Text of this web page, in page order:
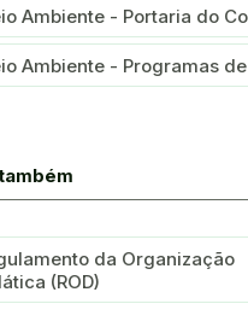
Ambiente - Portaria do
Ambiente - Programas
da Organização
(ROD)